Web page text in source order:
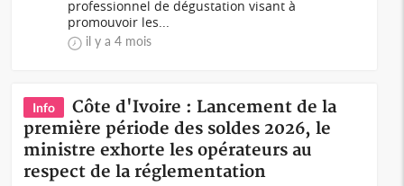
professionnel de dégustation visant à
promouvoir les...
il y a 4 mois
Info
Côte d'Ivoire : Lancement de la
première période des soldes 2026, le
ministre exhorte les opérateurs au
respect de la réglementation